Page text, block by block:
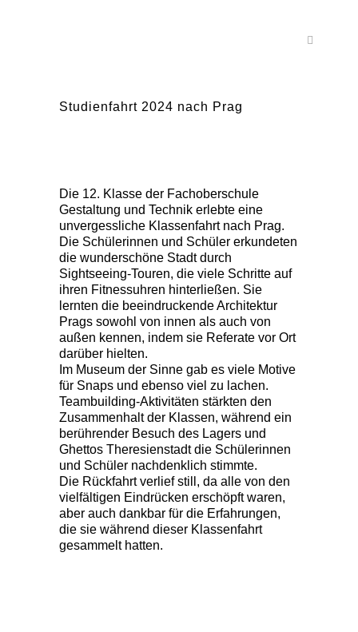
Studienfahrt 2024 nach Prag
Die 12. Klasse der Fachoberschule
Gestaltung und Technik erlebte eine
unvergessliche Klassenfahrt nach Prag.
Die Schülerinnen und Schüler erkundeten
die wunderschöne Stadt durch
Sightseeing-Touren, die viele Schritte auf
ihren Fitnessuhren hinterließen. Sie
lernten die beeindruckende Architektur
Prags sowohl von innen als auch von
außen kennen, indem sie Referate vor Ort
darüber hielten.
Im Museum der Sinne gab es viele Motive
für Snaps und ebenso viel zu lachen.
Teambuilding-Aktivitäten stärkten den
Zusammenhalt der Klassen, während ein
berührender Besuch des Lagers und
Ghettos Theresienstadt die Schülerinnen
und Schüler nachdenklich stimmte.
Die Rückfahrt verlief still, da alle von den
vielfältigen Eindrücken erschöpft waren,
aber auch dankbar für die Erfahrungen,
die sie während dieser Klassenfahrt
gesammelt hatten.